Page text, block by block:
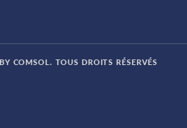
COMSOL. TOUS DROITS RÉSERVÉS